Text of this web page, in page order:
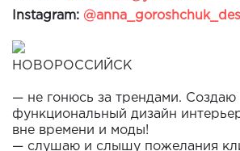
Instagram:
НОВОРОССИЙСК
— не гонюсь за трендами. Создаю
функциональный дизайн
вне времени и моды!
— слушаю и слышу пожелания